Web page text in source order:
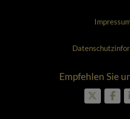
Empfehlen Sie